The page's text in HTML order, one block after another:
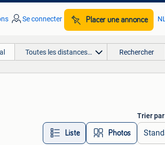
Se connecter Placer une annonce NL
Toutes les distances… Rechercher
Liste Photos
Trier par